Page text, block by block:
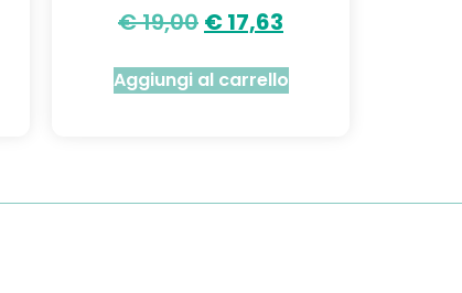
€19,00 €17,63
Aggiungi al carrello